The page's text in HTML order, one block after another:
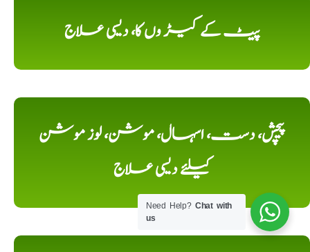
پیٹ کے کیڑ وں کا، دیسی علاج
پیچش، دست، اسہال، موشن، لوز موشن
کیلئے دیسی علاج
Need Help?Chat with
us